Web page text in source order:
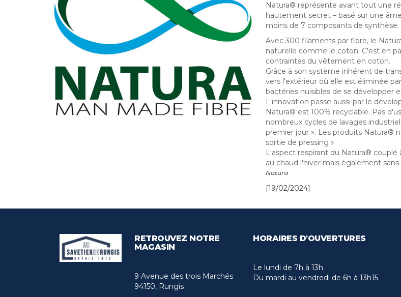
Natura® représente avant tout une
hautement secret – basé sur une
moins de 7 composants de synthèse.
Avec 300 filaments par fibre, le
naturelle comme le coton. C'est en
contraintes du vêtement en coton.
Grâce à son système inhérent de
vers l'extérieur où elle est éliminée
bactéries nuisibles de se développer
L'innovation passe aussi par le
Natura® est 100% recyclable. Pas
nombreux cycles de lavages
premier jour ». Les produits Natura®
sortie de pressing »
L'aspect respirant du Natura®
au chaud l'hiver mais également
Natura
[19/02/2024]
RETROUVEZ NOTRE
MAGASIN
9 Avenue des trois Marchés
94150, Rungis
HORAIRES D'OUVERTURES
Le lundi de 7h à 13h
Du mardi au vendredi de 6h à 13h15